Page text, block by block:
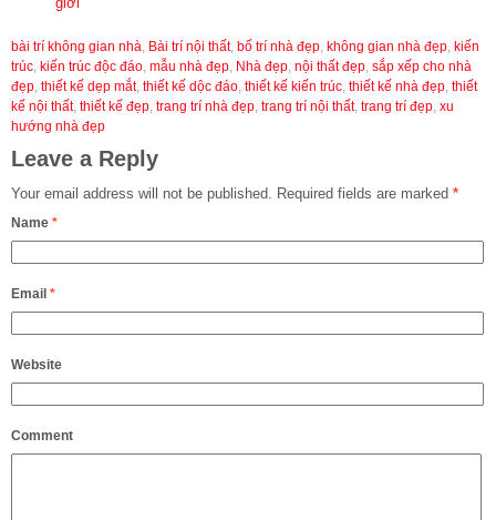
bài trí không gian nhà, Bài trí nội thất, bố trí nhà đẹp, không gian nhà đẹp, kiến
trúc, kiến trúc độc đáo, mẫu nhà đẹp, Nhà đẹp, nội thất đẹp, sắp xếp cho nhà
đẹp, thiết kế dẹp mắt, thiết kế dộc đáo, thiết kế kiến trúc, thiết kế nhà đẹp, thiết
kế nội thất, thiết kế đẹp, trang trí nhà đẹp, trang trí nội thất, trang trí đẹp, xu
hướng nhà đẹp
Leave a Reply
Your email address will not be published. Required fields are marked *
Name *
Email *
Website
Comment